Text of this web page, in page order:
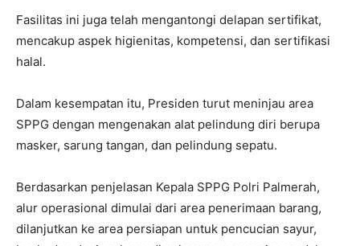
Fasilitas ini juga telah mengantongi delapan sertifikat,
mencakup aspek higienitas, kompetensi, dan sertifikasi
halal.
Dalam kesempatan itu, Presiden turut meninjau area
SPPG dengan mengenakan alat pelindung diri berupa
masker, sarung tangan, dan pelindung sepatu.
Berdasarkan penjelasan Kepala SPPG Polri Palmerah,
alur operasional dimulai dari area penerimaan barang,
dilanjutkan ke area persiapan untuk pencucian sayur,